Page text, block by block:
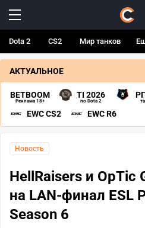
Dota 2 CS2 Мир танков
АКТУАЛЬНОЕ
BETBOOM
Реклама 18+
TI 2026
по Dota 2
EWC CS2 EWC R6
Новость
HellRaisers и OpTic
на LAN-финал ESL
Season 6